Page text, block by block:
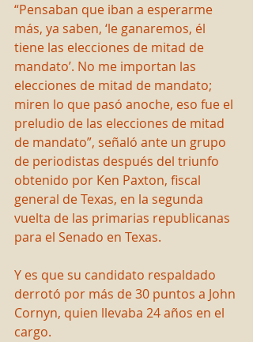
“Pensaban que iban a esperarme
más, ya saben, ‘le ganaremos, él
tiene las elecciones de mitad de
mandato’. No me importan las
elecciones de mitad de mandato;
miren lo que pasó anoche, eso fue el
preludio de las elecciones de mitad
de mandato”, señaló ante un grupo
de periodistas después del triunfo
obtenido por Ken Paxton, fiscal
general de Texas, en la segunda
vuelta de las primarias republicanas
para el Senado en Texas.
Y es que su candidato respaldado
derrotó por más de 30 puntos a John
Cornyn, quien llevaba 24 años en el
cargo.